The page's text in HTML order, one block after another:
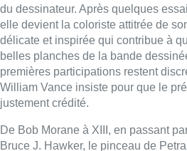
du dessinateur. Après quelques
elle devient la coloriste attitrée de
délicate et inspirée qui contribue à
belles planches de la bande
premières participations restent
William Vance insiste pour que le
justement crédité.
De Bob Morane à XIII, en passant
Bruce J. Hawker, le pinceau de